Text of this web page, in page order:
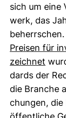
sich um eine
werk, das
Preisen für
zeichnet
dards der
die Branche
chungen, die